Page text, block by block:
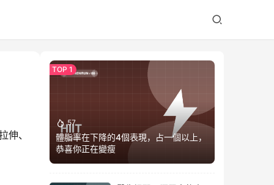
伸、
57
體脂率在下降的4個表現，占一個以上，
恭喜你正在變瘦